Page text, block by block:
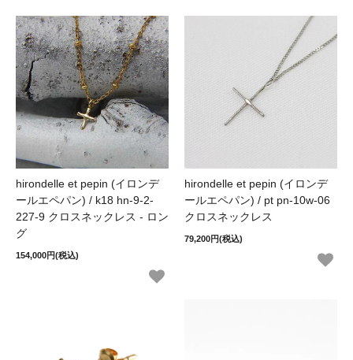
hirondelle et pepin (イロンデ
ールエペパン) / k18 hn-9-2-
227-9 クロスネックレス - ロン
グ
154,000円(税込)
hirondelle et pepin (イロンデ
ールエペパン) / pt pn-10w-06
クロスネックレス
79,200円(税込)